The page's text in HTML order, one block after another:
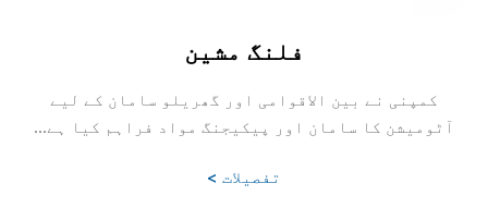
فلنگ مشین
کمپنی نے بین الاقوامی اور گھریلو سامان کے لیے
آٹومیشن کا سامان اور پیکیجنگ مواد فراہم کیا ہے...
تفصیلات >